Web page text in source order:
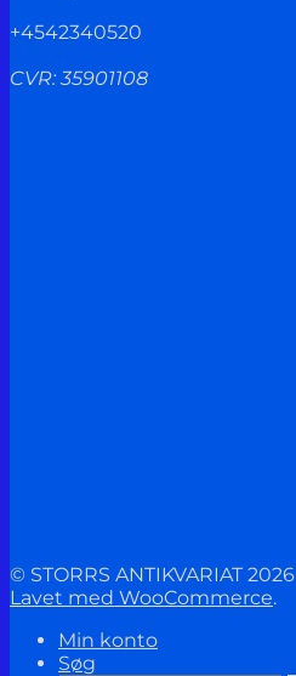
+4542340520
CVR: 35901108
© STORRS ANTIKVARIAT 2026
Lavet med WooCommerce.
Min konto
Søg